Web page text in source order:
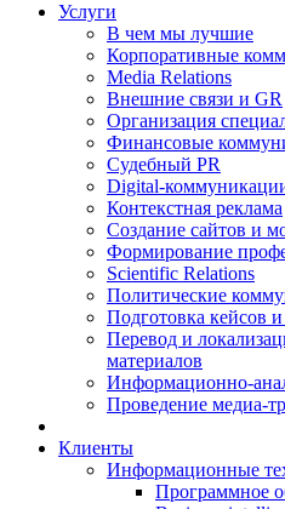
Услуги
В чем мы лучшие
Корпоративные
Media Relations
Внешние связи и GR
Организация
Финансовые
Судебный PR
Digital-
Контекстная реклама
Создание сайтов и
Формирование
Scientific Relations
Политические
Подготовка кейсов
Перевод и
материалов
Информационно-
Проведение медиа-
Клиенты
Информационные
Программное